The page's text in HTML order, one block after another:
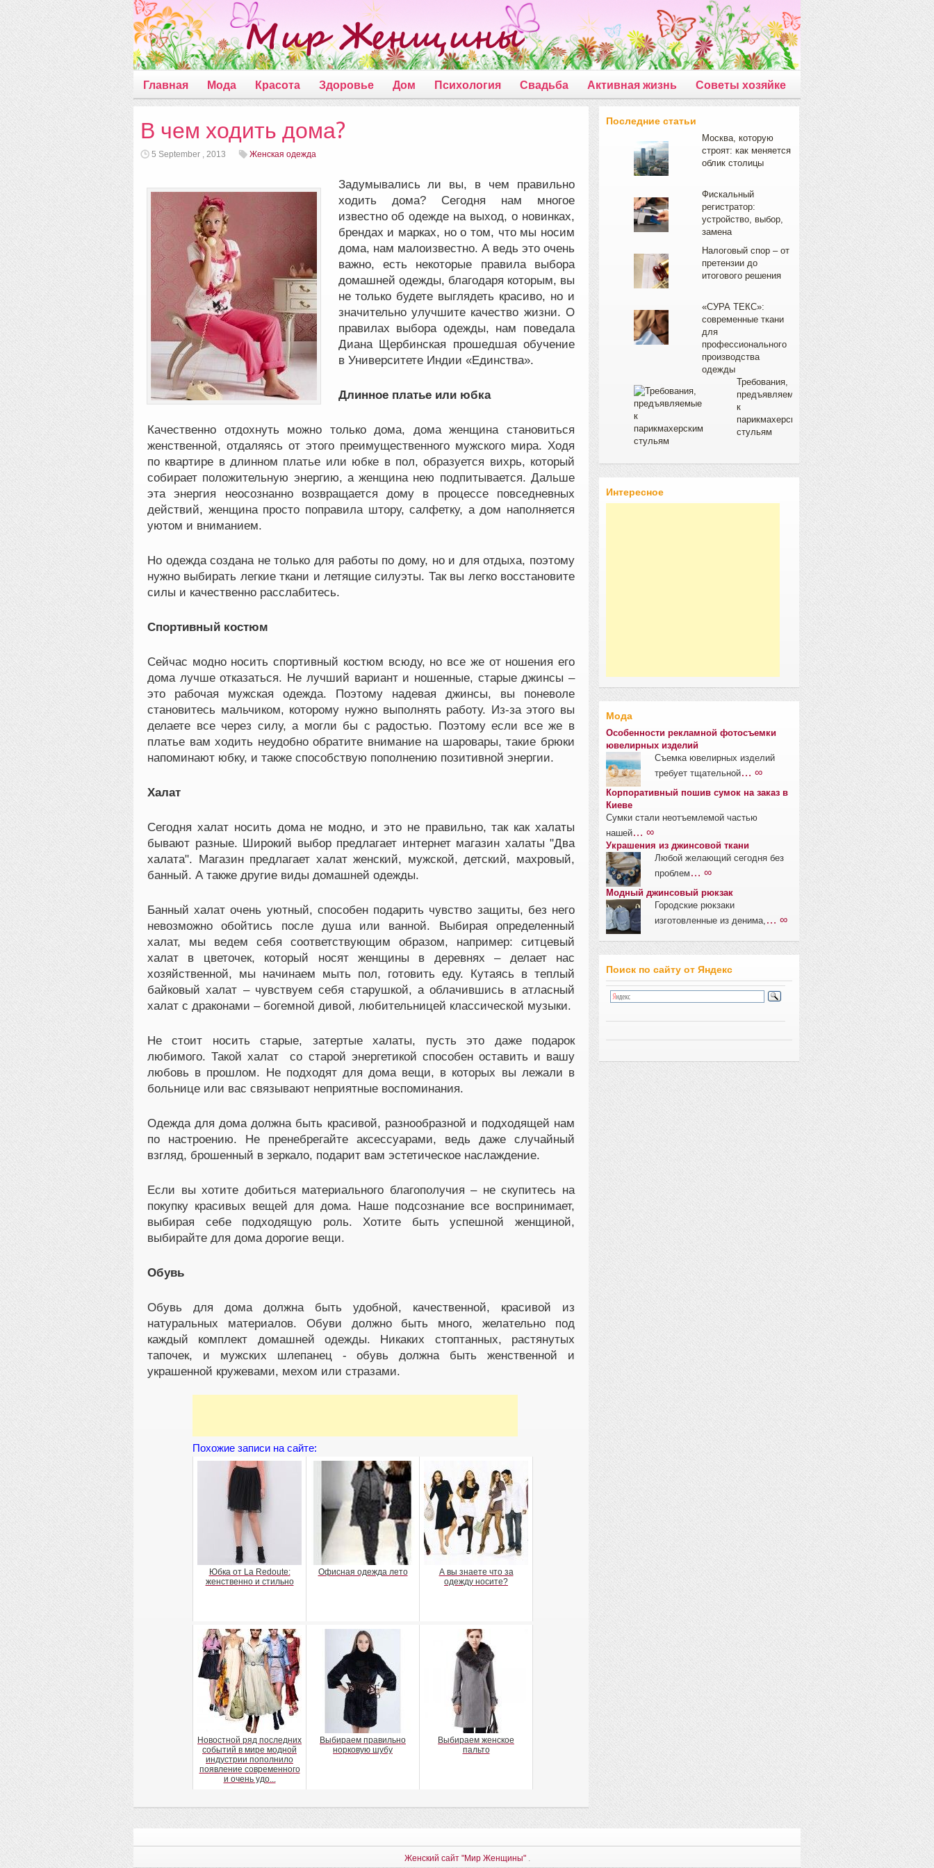
Главная Мода Красота Здоровье Дом Психология Свадьба Активная жизнь Советы хозяйке
В чем ходить дома?
5 September , 2013 Женская одежда
Задумывались ли вы, в чем правильно
ходить дома? Сегодня нам многое
известно об одежде на выход, о новинках,
брендах и марках, но о том, что мы носим
дома, нам малоизвестно. А ведь это очень
важно, есть некоторые правила выбора
домашней одежды, благодаря которым, вы
не только будете выглядеть красиво, но и
значительно улучшите качество жизни. О
правилах выбора одежды, нам поведала
Диана Щербинская прошедшая обучение
в Университете Индии «Единства».
Длинное платье или юбка
Качественно отдохнуть можно только дома, дома женщина становиться
женственной, отдаляясь от этого преимущественного мужского мира. Ходя
по квартире в длинном платье или юбке в пол, образуется вихрь, который
собирает положительную энергию, а женщина нею подпитывается. Дальше
эта энергия неосознанно возвращается дому в процессе повседневных
действий, женщина просто поправила штору, салфетку, а дом наполняется
уютом и вниманием.
Но одежда создана не только для работы по дому, но и для отдыха, поэтому
нужно выбирать легкие ткани и летящие силуэты. Так вы легко восстановите
силы и качественно расслабитесь.
Спортивный костюм
Сейчас модно носить спортивный костюм всюду, но все же от ношения его
дома лучше отказаться. Не лучший вариант и ношенные, старые джинсы –
это рабочая мужская одежда. Поэтому надевая джинсы, вы поневоле
становитесь мальчиком, которому нужно выполнять работу. Из-за этого вы
делаете все через силу, а могли бы с радостью. Поэтому если все же в
платье вам ходить неудобно обратите внимание на шаровары, такие брюки
напоминают юбку, и также способствую пополнению позитивной энергии.
Халат
Сегодня халат носить дома не модно, и это не правильно, так как халаты
бывают разные. Широкий выбор предлагает интернет магазин халаты "Два
халата". Магазин предлагает халат женский, мужской, детский, махровый,
банный. А также другие виды домашней одежды.
Банный халат очень уютный, способен подарить чувство защиты, без него
невозможно обойтись после душа или ванной. Выбирая определенный
халат, мы ведем себя соответствующим образом, например: ситцевый
халат в цветочек, который носят женщины в деревнях – делает нас
хозяйственной, мы начинаем мыть пол, готовить еду. Кутаясь в теплый
байковый халат – чувствуем себя старушкой, а облачившись в атласный
халат с драконами – богемной дивой, любительницей классической музыки.
Не стоит носить старые, затертые халаты, пусть это даже подарок
любимого. Такой халат со старой энергетикой способен оставить и вашу
любовь в прошлом. Не подходят для дома вещи, в которых вы лежали в
больнице или вас связывают неприятные воспоминания.
Одежда для дома должна быть красивой, разнообразной и подходящей нам
по настроению. Не пренебрегайте аксессуарами, ведь даже случайный
взгляд, брошенный в зеркало, подарит вам эстетическое наслаждение.
Если вы хотите добиться материального благополучия – не скупитесь на
покупку красивых вещей для дома. Наше подсознание все воспринимает,
выбирая себе подходящую роль. Хотите быть успешной женщиной,
выбирайте для дома дорогие вещи.
Обувь
Обувь для дома должна быть удобной, качественной, красивой из
натуральных материалов. Обуви должно быть много, желательно под
каждый комплект домашней одежды. Никаких стоптанных, растянутых
тапочек, и мужских шлепанец - обувь должна быть женственной и
украшенной кружевами, мехом или стразами.
Похожие записи на сайте:
Юбка от La Redoute:
женственно и стильно
Офисная одежда лето
А вы знаете что за
одежду носите?
Новостной ряд последних
событий в мире модной
индустрии пополнило
появление современного
и очень удо...
Выбираем правильно
норковую шубу
Выбираем женское
пальто
Последние статьи
Москва, которую
строят: как меняется
облик столицы
Фискальный
регистратор:
устройство, выбор,
замена
Налоговый спор – от
претензии до
итогового решения
«СУРА ТЕКС»:
современные ткани
для
профессионального
производства
одежды
Требования,
предъявляемые
к
парикмахерским
стульям
Интересное
Мода
Особенности рекламной фотосъемки
ювелирных изделий
Съемка ювелирных изделий
требует тщательной… ∞
Корпоративный пошив сумок на заказ в
Киеве
Сумки стали неотъемлемой частью
нашей… ∞
Украшения из джинсовой ткани
Любой желающий сегодня без
проблем … ∞
Модный джинсовый рюкзак
Городские рюкзаки
изготовленные из денима, … ∞
Поиск по сайту от Яндекс
Женский сайт "Мир Женщины".